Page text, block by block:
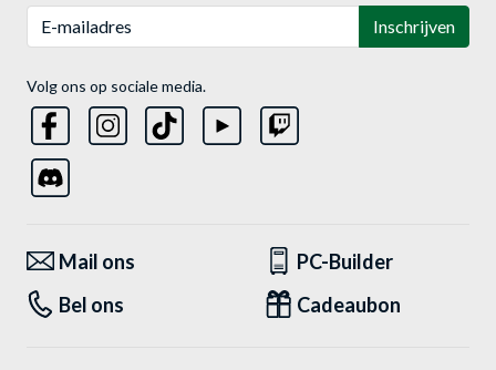
Inschrijven
Volg ons op sociale media.
Mail ons
PC-Builder
Bel ons
Cadeaubon